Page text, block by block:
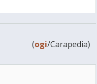
(ogi/Carapedia)